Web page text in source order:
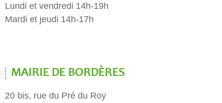
Lundi et vendredi 14h-19h
Mardi et jeudi 14h-17h
MAIRIE DE BORDÈRES
20 bis, rue du Pré du Roy